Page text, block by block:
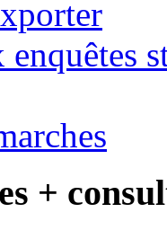
enquêtes
+